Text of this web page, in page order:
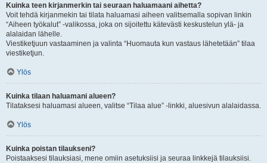
Kuinka teen kirjanmerkin tai seuraan haluamaani aihetta?
Voit tehdä kirjanmekin tai tilata haluamasi aiheen valitsemalla sopivan linkin
“Aiheen työkalut” -valikossa, joka on sijoitettu kätevästi keskustelun ylä- ja
alalaidan lähelle.
Viestiketjuun vastaaminen ja valinta “Huomauta kun vastaus lähetetään” tilaa
viestiketjun.
Ylös
Kuinka tilaan haluamani alueen?
Tilataksesi haluamasi alueen, valitse “Tilaa alue” -linkki, aluesivun alalaidassa.
Ylös
Kuinka poistan tilaukseni?
Poistaaksesi tilauksiasi, mene omiin asetuksiisi ja seuraa linkkejä tilauksiisi.